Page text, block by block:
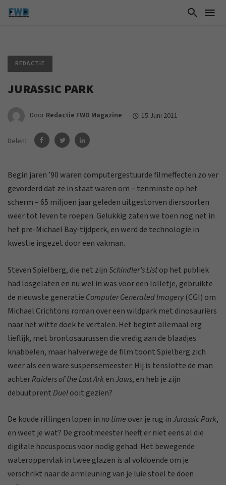
REDACTIE
JURASSIC PARK
Door Redactie FWD Magazine 15 Juni 2011
Delen:
Begin jaren ’90 waren computergestuurde filmeffecten zo ver
gevorderd dat ze in staat waren om – tenminste op het
scherm – 65 miljoen jaar geleden uitgestorven diersoorten
weer tot leven te roepen. Gelukkig zaten we toen nog net in
het pre-Michael Bay-tijdperk, en werd de technologie in
kwestie ingezet door een vakman.
Steven Spielberg, die net zijnSchindler’s Listop het publiek
had losgelaten en nu wel in was voor een lolletje, gebruikte
de nieuwste generatie Computer Generated Imagery(CGI) om
Michael Crichtons roman over een wildpark met dinosauriërs
naar het witte doek te vertalen. Het begint allemaal erg
lieflijk, met brontosaurussen die vredig aan de blaadjes
knabbelen, maar halverwege de film toont Spielberg zich
weer als een ware suspensemeester. Hij is tenslotte de man
achterRaiders of the Lost ArkenJaws, en heb je zijn
debuutprentDuelooit gezien?
De koude rillingen lopen inno time over je rug inJurassic Park,
en weet je wat? De grootmeester heeft er niet eens al die
digitale hocuspocus voor nodig gehad. Het bewegende
wateroppervlak in twee glazen is al voldoende om je
verschrikt naar de armleuning van je luie stoel te doen